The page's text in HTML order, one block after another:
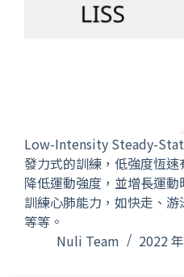
Low-Intensity Steady-
發力式的訓練，低強度恆
降低運動強度，並增長運
訓練心肺能力，如快走、
等等。
Nuli Team
2022